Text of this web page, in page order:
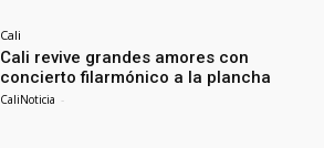
Cali
Cali revive grandes amores con
concierto filarmónico a la plancha
CaliNoticia -